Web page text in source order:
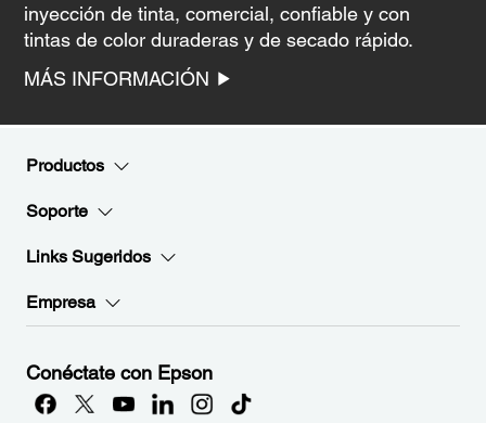
inyección de tinta, comercial, confiable y con
tintas de color duraderas y de secado rápido.
MÁS INFORMACIÓN
Productos
Soporte
Links Sugeridos
Empresa
Conéctate con Epson